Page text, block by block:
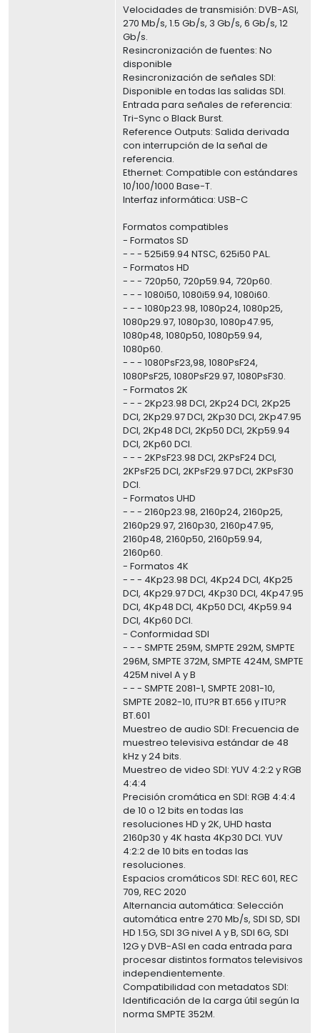
Velocidades de transmisión: DVB-ASI,
270 Mb/s, 1.5 Gb/s, 3 Gb/s, 6 Gb/s, 12
Gb/s.
Resincronización de fuentes: No
disponible
Resincronización de señales SDI:
Disponible en todas las salidas SDI.
Entrada para señales de referencia:
Tri-Sync o Black Burst.
Reference Outputs: Salida derivada
con interrupción de la señal de
referencia.
Ethernet: Compatible con estándares
10/100/1000 Base-T.
Interfaz informática: USB-C
Formatos compatibles
- Formatos SD
- - - 525i59.94 NTSC, 625i50 PAL.
- Formatos HD
- - - 720p50, 720p59.94, 720p60.
- - - 1080i50, 1080i59.94, 1080i60.
- - - 1080p23.98, 1080p24, 1080p25,
1080p29.97, 1080p30, 1080p47.95,
1080p48, 1080p50, 1080p59.94,
1080p60.
- - - 1080PsF23,98, 1080PsF24,
1080PsF25, 1080PsF29.97, 1080PsF30.
- Formatos 2K
- - - 2Kp23.98 DCI, 2Kp24 DCI, 2Kp25
DCI, 2Kp29.97 DCI, 2Kp30 DCI, 2Kp47.95
DCI, 2Kp48 DCI, 2Kp50 DCI, 2Kp59.94
DCI, 2Kp60 DCI.
- - - 2KPsF23.98 DCI, 2KPsF24 DCI,
2KPsF25 DCI, 2KPsF29.97 DCI, 2KPsF30
DCI.
- Formatos UHD
- - - 2160p23.98, 2160p24, 2160p25,
2160p29.97, 2160p30, 2160p47.95,
2160p48, 2160p50, 2160p59.94,
2160p60.
- Formatos 4K
- - - 4Kp23.98 DCI, 4Kp24 DCI, 4Kp25
DCI, 4Kp29.97 DCI, 4Kp30 DCI, 4Kp47.95
DCI, 4Kp48 DCI, 4Kp50 DCI, 4Kp59.94
DCI, 4Kp60 DCI.
- Conformidad SDI
- - - SMPTE 259M, SMPTE 292M, SMPTE
296M, SMPTE 372M, SMPTE 424M, SMPTE
425M nivel A y B
- - - SMPTE 2081-1, SMPTE 2081-10,
SMPTE 2082-10, ITU?R BT.656 y ITU?R
BT.601
Muestreo de audio SDI: Frecuencia de
muestreo televisiva estándar de 48
kHz y 24 bits.
Muestreo de video SDI: YUV 4:2:2 y RGB
4:4:4
Precisión cromática en SDI: RGB 4:4:4
de 10 o 12 bits en todas las
resoluciones HD y 2K, UHD hasta
2160p30 y 4K hasta 4Kp30 DCI. YUV
4:2:2 de 10 bits en todas las
resoluciones.
Espacios cromáticos SDI: REC 601, REC
709, REC 2020
Alternancia automática: Selección
automática entre 270 Mb/s, SDI SD, SDI
HD 1.5G, SDI 3G nivel A y B, SDI 6G, SDI
12G y DVB-ASI en cada entrada para
procesar distintos formatos televisivos
independientemente.
Compatibilidad con metadatos SDI:
Identificación de la carga útil según la
norma SMPTE 352M.